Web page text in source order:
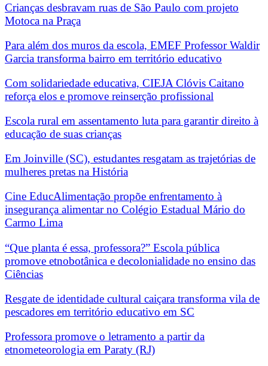
Crianças desbravam ruas de São Paulo com projeto
Motoca na Praça
Para além dos muros da escola, EMEF Professor Waldir
Garcia transforma bairro em território educativo
Com solidariedade educativa, CIEJA Clóvis Caitano
reforça elos e promove reinserção profissional
Escola rural em assentamento luta para garantir direito à
educação de suas crianças
Em Joinville (SC), estudantes resgatam as trajetórias de
mulheres pretas na História
Cine EducAlimentação propõe enfrentamento à
insegurança alimentar no Colégio Estadual Mário do
Carmo Lima
“Que planta é essa, professora?” Escola pública
promove etnobotânica e decolonialidade no ensino das
Ciências
Resgate de identidade cultural caiçara transforma vila de
pescadores em território educativo em SC
Professora promove o letramento a partir da
etnometeorologia em Paraty (RJ)